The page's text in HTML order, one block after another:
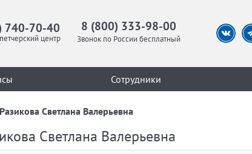
740-70-40
центр
8 (800) 333-98-00
Звонок по России бесплатный
Сотрудники
Разикова Светлана Валерьевна
Светлана Валерьевна